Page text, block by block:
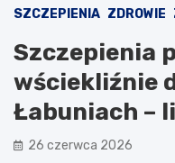
SZCZEPIENIA ZDROWIE
Szczepienia
wściekliźnie
Łabuniach –
26 czerwca 2026